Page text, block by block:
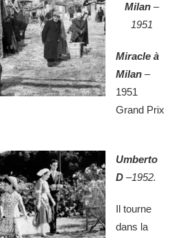
Milan–
1951
Miracle à
Milan –
1951
Grand Prix
Umberto
D –1952.
Il tourne
dans la